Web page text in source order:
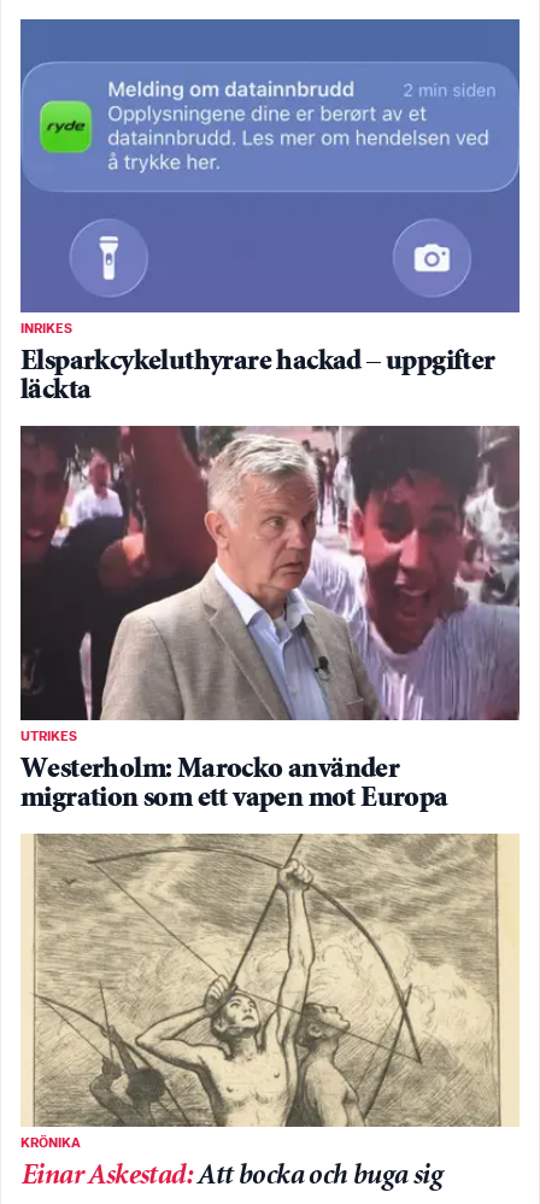
INRIKES
Elsparkcykeluthyrare hackad – uppgifter
läckta
UTRIKES
Westerholm: Marocko använder
migration som ett vapen mot Europa
KRÖNIKA
Einar Askestad:Att bocka och buga sig